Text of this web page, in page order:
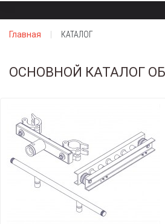
Главная КАТАЛОГ
ОСНОВНОЙ КАТАЛОГ